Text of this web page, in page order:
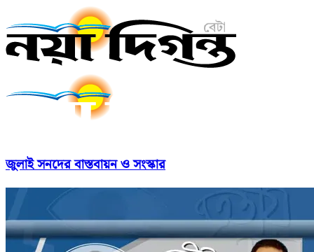
জুলাই সনদের বাস্তবায়ন ও সংস্কার